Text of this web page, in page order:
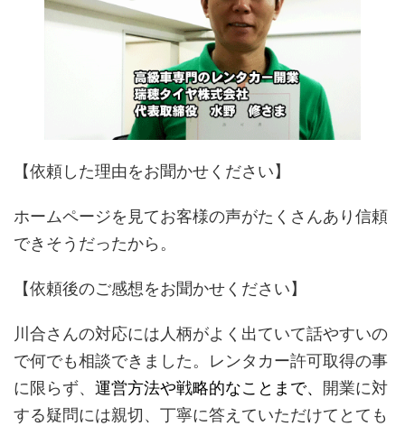
【依頼した理由をお聞かせください】
ホームページを見てお客様の声がたくさんあり信頼
できそうだったから。
【依頼後のご感想をお聞かせください】
川合さんの対応には人柄がよく出ていて話やすいの
で何でも相談できました。レンタカー許可取得の事
に限らず、 運営方法や戦略的なことまで、 開業に対
する疑問には親切、丁寧に答えていただけてとても